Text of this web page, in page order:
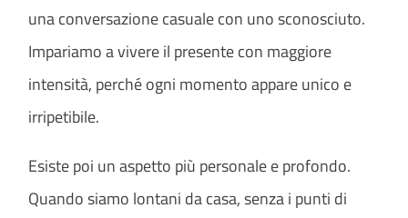
una conversazione casuale con uno sconosciuto.
Impariamo a vivere il presente con maggiore
intensità, perché ogni momento appare unico e
irripetibile.
Esiste poi un aspetto più personale e profondo.
Quando siamo lontani da casa, senza i punti di